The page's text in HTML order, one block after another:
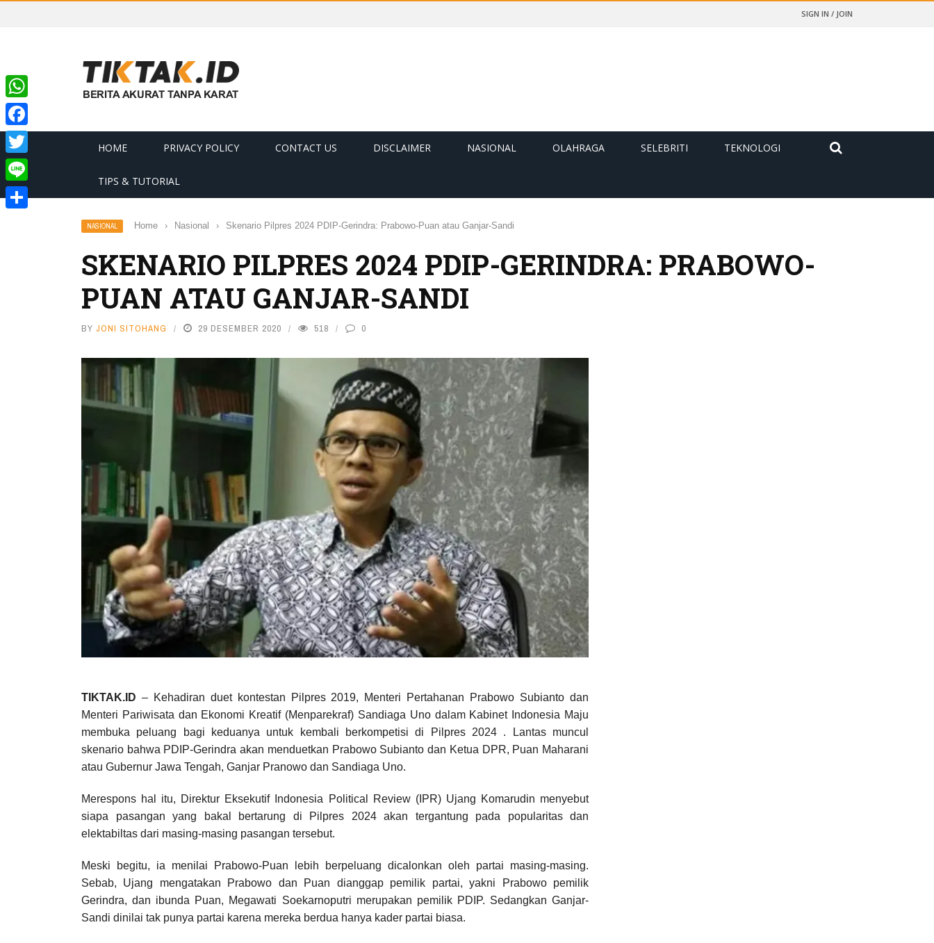
SIGN IN / JOIN
HOME PRIVACY POLICY CONTACT US DISCLAIMER NASIONAL OLAHRAGA SELEBRITI TEKNOLOGI
TIPS & TUTORIAL
NASIONAL Home › Nasional › Skenario Pilpres 2024 PDIP-Gerindra: Prabowo-Puan atau Ganjar-Sandi
SKENARIO PILPRES 2024 PDIP-GERINDRA: PRABOWO-
PUAN ATAU GANJAR-SANDI
BY JONI SITOHANG 29 DESEMBER 2020 518 0
TIKTAK.ID – Kehadiran duet kontestan Pilpres 2019, Menteri Pertahanan Prabowo Subianto dan
Menteri Pariwisata dan Ekonomi Kreatif (Menparekraf) Sandiaga Uno dalam Kabinet Indonesia Maju
membuka peluang bagi keduanya untuk kembali berkompetisi di Pilpres 2024 . Lantas muncul
skenario bahwa PDIP-Gerindra akan menduetkan Prabowo Subianto dan Ketua DPR, Puan Maharani
atau Gubernur Jawa Tengah, Ganjar Pranowo dan Sandiaga Uno.
Merespons hal itu, Direktur Eksekutif Indonesia Political Review (IPR) Ujang Komarudin menyebut
siapa pasangan yang bakal bertarung di Pilpres 2024 akan tergantung pada popularitas dan
elektabiltas dari masing-masing pasangan tersebut.
Meski begitu, ia menilai Prabowo-Puan lebih berpeluang dicalonkan oleh partai masing-masing.
Sebab, Ujang mengatakan Prabowo dan Puan dianggap pemilik partai, yakni Prabowo pemilik
Gerindra, dan ibunda Puan, Megawati Soekarnoputri merupakan pemilik PDIP. Sedangkan Ganjar-
Sandi dinilai tak punya partai karena mereka berdua hanya kader partai biasa.
WhatsApp
Facebook
Twitter
Line